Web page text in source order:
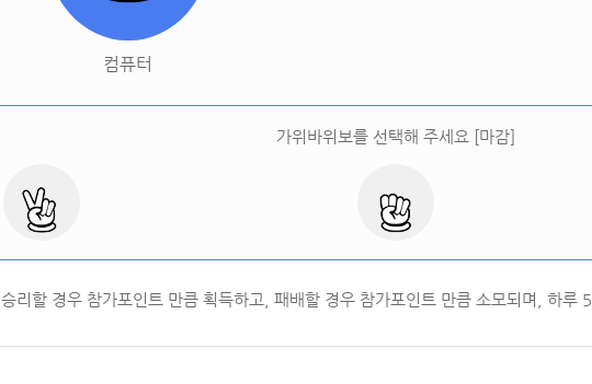
컴퓨터
가위바위보를 선택해 주세요 [마감]
승리할 경우 참가포인트 만큼 획득하고, 패배할 경우 참가포인트 만큼 소모되며, 하루 5